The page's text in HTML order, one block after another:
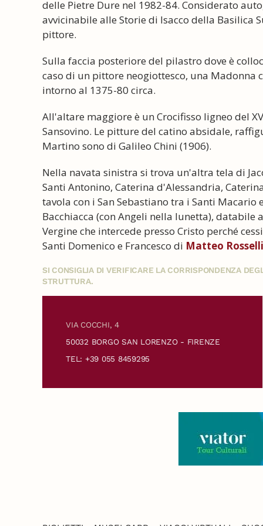
delle Pietre Dure nel 1982-84. Considerato
avvicinabile alle Storie di Isacco della Basilica
pittore.
Sulla faccia posteriore del pilastro dove è
caso di un pittore neogiottesco, una Madonna
intorno al 1375-80 circa.
All'altare maggiore è un Crocifisso ligneo del
Sansovino. Le pitture del catino absidale,
Martino sono di Galileo Chini (1906).
Nella navata sinistra si trova un'altra tela di
Santi Antonino, Caterina d'Alessandria,
tavola con i San Sebastiano tra i Santi Macario
Bacchiacca (con Angeli nella lunetta), databile
Vergine che intercede presso Cristo perché
Santi Domenico e Francesco di Matteo Rosselli
SI CONSIGLIA DI VERIFICARE LA CORRISPONDENZA
STRUTTURA.
VIA COCCHI, 4
50032 BORGO SAN LORENZO - FIRENZE
TEL: +39 055 8459295